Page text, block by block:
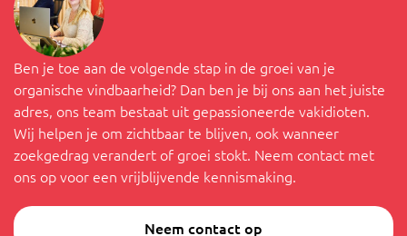
Ben je toe aan de volgende stap in de groei van je
organische vindbaarheid? Dan ben je bij ons aan het juiste
adres, ons team bestaat uit gepassioneerde vakidioten.
Wij helpen je om zichtbaar te blijven, ook wanneer
zoekgedrag verandert of groei stokt. Neem contact met
ons op voor een vrijblijvende kennismaking.
Neem contact op